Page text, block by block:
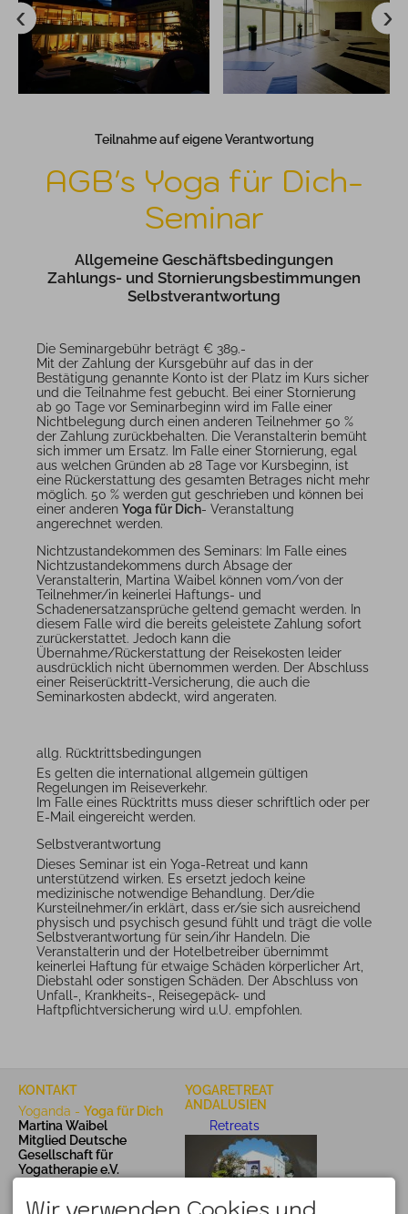
Teilnahme auf eigene Verantwortung
AGB's Yoga für Dich-
Seminar
Allgemeine Geschäftsbedingungen
Zahlungs- und Stornierungsbestimmungen
Selbstverantwortung
Die Seminargebühr beträgt € 389.-
Mit der Zahlung der Kursgebühr auf das in der
Bestätigung genannte Konto ist der Platz im Kurs sicher
und die Teilnahme fest gebucht. Bei einer Stornierung
ab 90 Tage vor Seminarbeginn wird im Falle einer
Nichtbelegung durch einen anderen Teilnehmer 50 %
der Zahlung zurückbehalten. Die Veranstalterin bemüht
sich immer um Ersatz. Im Falle einer Stornierung, egal
aus welchen Gründen ab 28 Tage vor Kursbeginn, ist
eine Rückerstattung des gesamten Betrages nicht mehr
möglich. 50 % werden gut geschrieben und können bei
einer anderen Yoga für Dich- Veranstaltung
angerechnet werden.
Nichtzustandekommen des Seminars: Im Falle eines
Nichtzustandekommens durch Absage der
Veranstalterin, Martina Waibel können vom/von der
Teilnehmer/in keinerlei Haftungs- und
Schadenersatzansprüche geltend gemacht werden. In
diesem Falle wird die bereits geleistete Zahlung sofort
zurückerstattet. Jedoch kann die
Übernahme/Rückerstattung der Reisekosten leider
ausdrücklich nicht übernommen werden. Der Abschluss
einer Reiserücktritt-Versicherung, die auch die
Seminarkosten abdeckt, wird angeraten.
allg. Rücktrittsbedingungen
Es gelten die international allgemein gültigen
Regelungen im Reiseverkehr.
Im Falle eines Rücktritts muss dieser schriftlich oder per
E-Mail eingereicht werden.
Selbstverantwortung
Dieses Seminar ist ein Yoga-Retreat und kann
unterstützend wirken. Es ersetzt jedoch keine
medizinische notwendige Behandlung. Der/die
Kursteilnehmer/in erklärt, dass er/sie sich ausreichend
physisch und psychisch gesund fühlt und trägt die volle
Selbstverantwortung für sein/ihr Handeln. Die
Veranstalterin und der Hotelbetreiber übernimmt
keinerlei Haftung für etwaige Schäden körperlicher Art,
Diebstahl oder sonstigen Schäden. Der Abschluss von
Unfall-, Krankheits-, Reisegepäck- und
Haftpflichtversicherung wird u.U. empfohlen.
KONTAKT
Yoganda - Yoga für Dich
Martina Waibel
Mitglied Deutsche
Gesellschaft für
Yogatherapie e.V.
Deutschland
YOGARETREAT
ANDALUSIEN
Retreats